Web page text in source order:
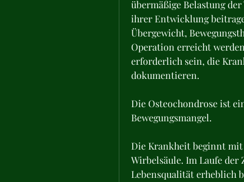
übermäßige Belastung
ihrer Entwicklung
Übergewicht,
Operation erreicht
erforderlich sein, die
dokumentieren.
Die Osteochondrose ist
Bewegungsmangel.
Die Krankheit beginnt mit
Wirbelsäule. Im Laufe der
Lebensqualität erheblich